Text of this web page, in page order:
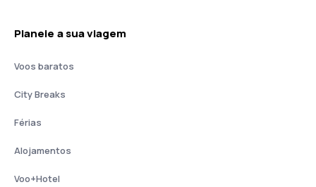
Planeie a sua viagem
Voos baratos
City Breaks
Férias
Alojamentos
Voo+Hotel